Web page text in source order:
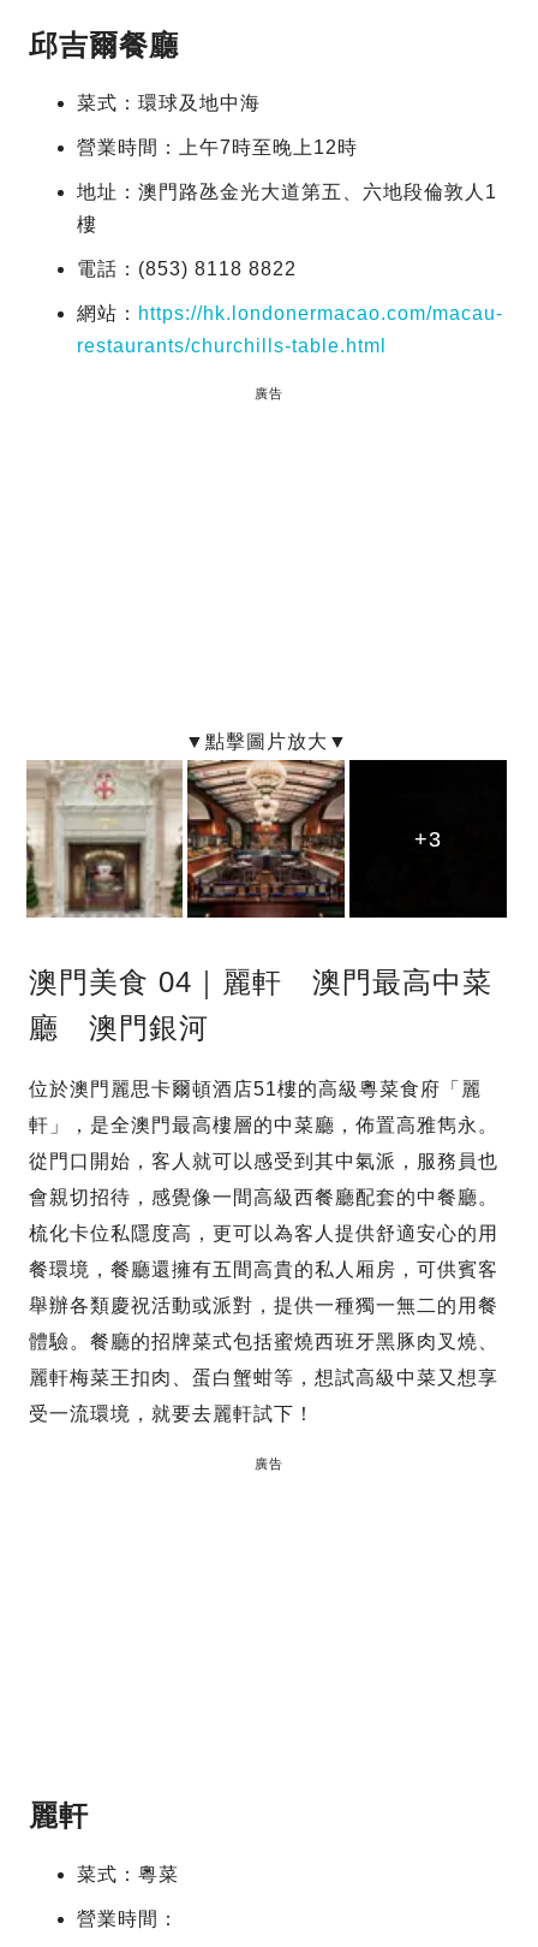
邱吉爾餐廳
菜式：環球及地中海
營業時間：上午7時至晚上12時
地址：澳門路氹金光大道第五、六地段倫敦人1
樓
電話：(853) 8118 8822
網站： https://hk.londonermacao.com/macau-
restaurants/churchills-table.html
廣告
+3
+3
+3
澳門美食 04｜麗軒 澳門最高中菜
廳 澳門銀河
位於澳門麗思卡爾頓酒店51樓的高級粵菜食府「麗
軒」，是全澳門最高樓層的中菜廳，佈置高雅雋永。
從門口開始，客人就可以感受到其中氣派，服務員也
會親切招待，感覺像一間高級西餐廳配套的中餐廳。
梳化卡位私隱度高，更可以為客人提供舒適安心的用
餐環境，餐廳還擁有五間高貴的私人厢房，可供賓客
舉辦各類慶祝活動或派對，提供一種獨一無二的用餐
體驗。餐廳的招牌菜式包括蜜燒西班牙黑豚肉叉燒、
麗軒梅菜王扣肉、蛋白蟹蚶等，想試高級中菜又想享
受一流環境，就要去麗軒試下！
廣告
麗軒
菜式：粵菜
營業時間：